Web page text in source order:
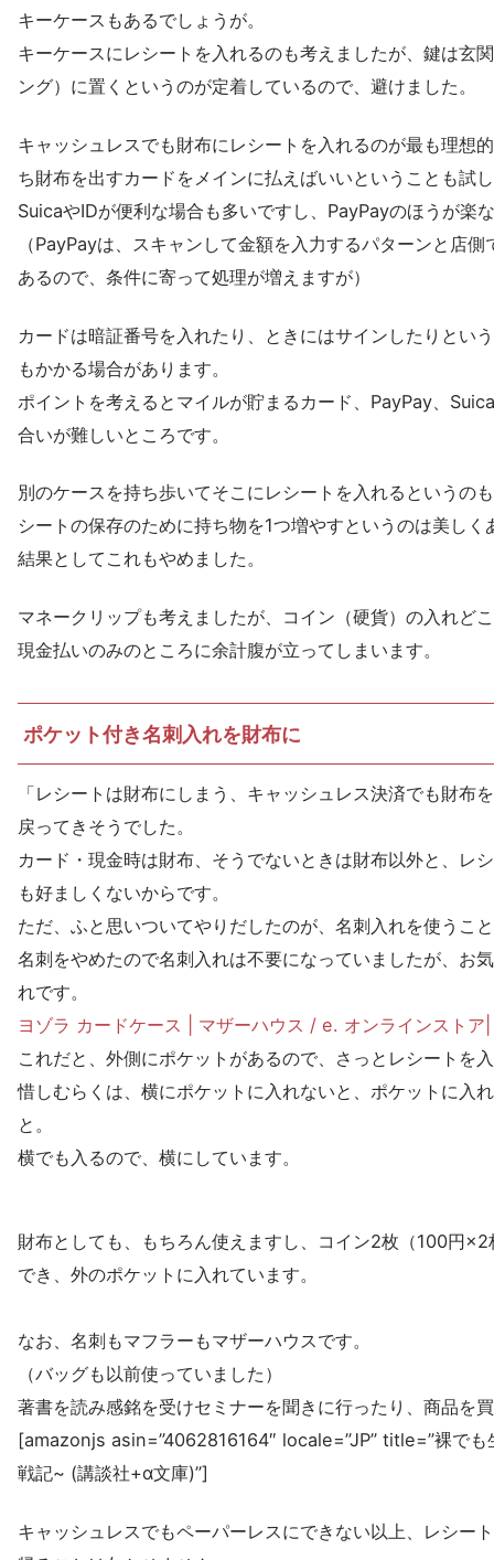
キーケースもあるでしょうが。
キーケースにレシートを入れるのも考えましたが、鍵は玄
ング）に置くというのが定着しているので、避けました。
キャッシュレスでも財布にレシートを入れるのが最も理想
ち財布を出すカードをメインに払えばいいということも試
SuicaやIDが便利な場合も多いですし、PayPayのほうが楽
（PayPayは、スキャンして金額を入力するパターンと店
あるので、条件に寄って処理が増えますが）
カードは暗証番号を入れたり、ときにはサインしたりとい
もかかる場合があります。
ポイントを考えるとマイルが貯まるカード、PayPay、
合いが難しいところです。
別のケースを持ち歩いてそこにレシートを入れるというの
シートの保存のために持ち物を1つ増やすというのは美しく
結果としてこれもやめました。
マネークリップも考えましたが、コイン（硬貨）の入れど
現金払いのみのところに余計腹が立ってしまいます。
ポケット付き名刺入れを財布に
「レシートは財布にしまう、キャッシュレス決済でも財布
戻ってきそうでした。
カード・現金時は財布、そうでないときは財布以外と、レ
も好ましくないからです。
ただ、ふと思いついてやりだしたのが、名刺入れを使うこ
名刺をやめたので名刺入れは不要になっていましたが、お
れです。
ヨゾラ カードケース | マザーハウス / e. オンラインストア
これだと、外側にポケットがあるので、さっとレシートを
惜しむらくは、横にポケットに入れないと、ポケットに入
と。
横でも入るので、横にしています。
財布としても、もちろん使えますし、コイン2枚（100円
でき、外のポケットに入れています。
なお、名刺もマフラーもマザーハウスです。
（バッグも以前使っていました）
著書を読み感銘を受けセミナーを聞きに行ったり、商品を
[amazonjs asin=”4062816164″ locale=”JP” title=”裸で
戦記~ (講談社+α文庫)”]
キャッシュレスでもペーパーレスにできない以上、レシー